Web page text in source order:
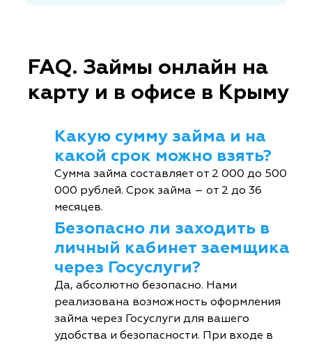
FAQ. Займы онлайн на
карту и в офисе в Крыму
Какую сумму займа и на
какой срок можно взять?
Сумма займа составляет от 2 000 до 500
000 рублей. Срок займа – от 2 до 36
месяцев.
Безопасно ли заходить в
личный кабинет заемщика
через Госуслуги?
Да, абсолютно безопасно. Нами
реализована возможность оформления
займа через Госуслуги для вашего
удобства и безопасности. При входе в